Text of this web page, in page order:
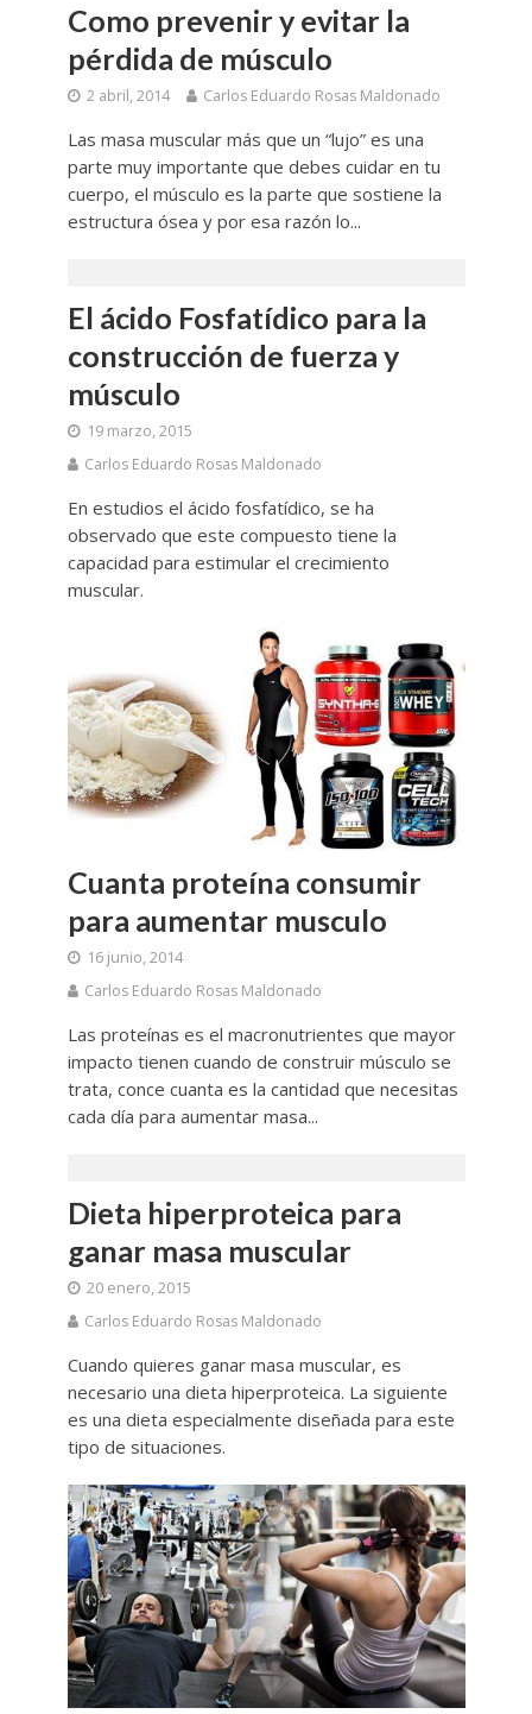
Como prevenir y evitar la
pérdida de músculo
2 abril, 2014 Carlos Eduardo Rosas Maldonado
Las masa muscular más que un “lujo” es una
parte muy importante que debes cuidar en tu
cuerpo, el músculo es la parte que sostiene la
estructura ósea y por esa razón lo...
El ácido Fosfatídico para la
construcción de fuerza y
músculo
19 marzo, 2015
Carlos Eduardo Rosas Maldonado
En estudios el ácido fosfatídico, se ha
observado que este compuesto tiene la
capacidad para estimular el crecimiento
muscular.
Cuanta proteína consumir
para aumentar musculo
16 junio, 2014
Carlos Eduardo Rosas Maldonado
Las proteínas es el macronutrientes que mayor
impacto tienen cuando de construir músculo se
trata, conce cuanta es la cantidad que necesitas
cada día para aumentar masa...
Dieta hiperproteica para
ganar masa muscular
20 enero, 2015
Carlos Eduardo Rosas Maldonado
Cuando quieres ganar masa muscular, es
necesario una dieta hiperproteica. La siguiente
es una dieta especialmente diseñada para este
tipo de situaciones.